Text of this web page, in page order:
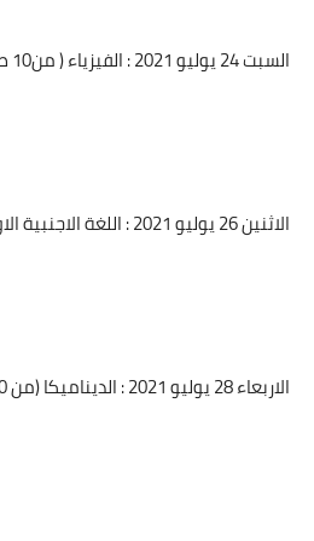
السبت 24 يوليو 2021 : الفيزياء ( من10 صباحا لـ 1 ظهرا)
الاثنين 26 يوليو 2021 : اللغة الاجنبية الاولى ( من 10 لـ 1 ظهرا)
الاربعاء 28 يوليو 2021 : الديناميكا (من 10 صباحا لـ 12 ظهرا)